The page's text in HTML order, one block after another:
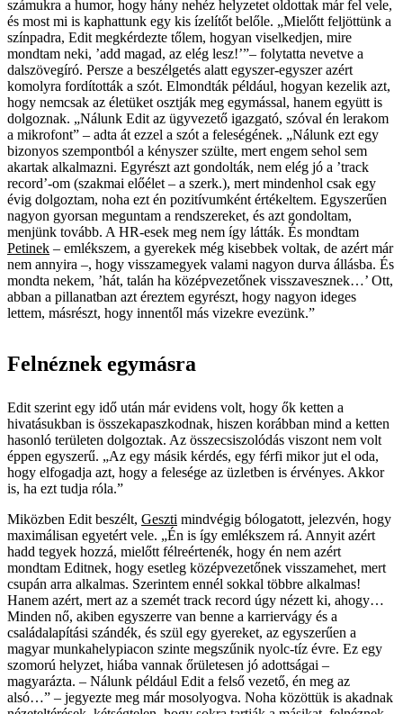
számukra a humor, hogy hány nehéz helyzetet oldottak már fel vele,
és most mi is kaphattunk egy kis ízelítőt belőle. „Mielőtt feljöttünk a
színpadra, Edit megkérdezte tőlem, hogyan viselkedjen, mire
mondtam neki, ’add magad, az elég lesz!’”– folytatta nevetve a
dalszövegíró. Persze a beszélgetés alatt ­egyszer-egyszer azért
komolyra fordították a szót. Elmondták például, hogyan kezelik azt,
hogy nemcsak az életüket osztják meg egymással, hanem együtt is
dolgoznak. „Nálunk Edit az ügyvezető igazgató, szóval én lerakom
a mikrofont” – adta át ezzel a szót a feleségének. „Nálunk ezt egy
bizonyos szempontból a kényszer szülte, mert engem sehol sem
akartak alkalmazni. Egyrészt azt gondolták, nem elég jó a ’track
record’-om (szakmai előélet – a szerk.), mert mindenhol csak egy
évig dolgoztam, noha ezt én pozitívumként értékeltem. Egyszerűen
nagyon gyorsan meguntam a rendszereket, és azt gondoltam,
menjünk tovább. A HR-esek meg nem így látták. És mondtam
Petinek – emlékszem, a gyerekek még kisebbek voltak, de azért már
nem annyira –, hogy visszamegyek valami nagyon durva állásba. És
mondta nekem, ’hát, talán ha középvezetőnek visszavesznek…’ Ott,
abban a pillanatban azt éreztem egyrészt, hogy nagyon ideges
lettem, másrészt, hogy innentől más vizekre evezünk.”
Felnéznek egymásra
Edit szerint egy idő után már evidens volt, hogy ők ketten a
hivatásukban is összekapaszkodnak, hiszen korábban mind a ketten
hasonló területen dolgoztak. Az összecsiszolódás viszont nem volt
éppen egyszerű. „Az egy másik kérdés, egy férfi mikor jut el oda,
hogy elfogadja azt, hogy a felesége az üzletben is érvényes. Akkor
is, ha ezt tudja róla.”
Miközben Edit beszélt, Geszti mindvégig bólogatott, jelezvén, hogy
maximálisan egyetért ­vele. „Én is így emlékszem rá. Annyit azért
hadd tegyek hozzá, mielőtt félreértenék, hogy én nem azért
mondtam Editnek, hogy esetleg középvezetőnek visszamehet, mert
csupán arra alkalmas. Szerintem ennél sokkal többre alkalmas!
Hanem azért, mert az a szemét track record úgy nézett ki, ahogy…
Minden nő, akiben egyszerre van benne a karrier­vágy és a
családalapítási szándék, és szül egy gyereket, az egyszerűen a
magyar munkahelypiacon szinte megszűnik nyolc-tíz évre. Ez egy
szomorú helyzet, hiá­ba vannak őrületesen jó adottságai –
magyarázta. – Nálunk pél­dául Edit a felső vezető, én meg az
alsó…” – jegyezte meg már mosolyogva. Noha közöttük is akadnak